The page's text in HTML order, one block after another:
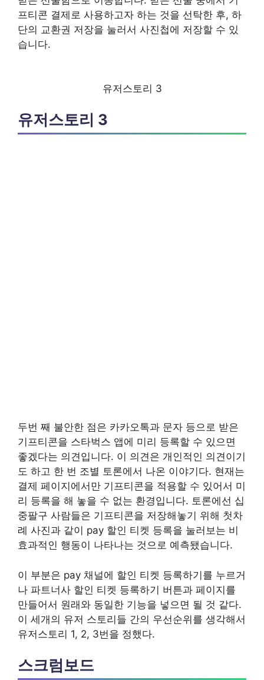
프티콘 결제로 사용하고자 하는 것을 선탁한 후, 하
단의 교환권 저장을 눌러서 사진첩에 저장할 수 있
습니다.
유저스토리 3
유저스토리 3
두번 째 불안한 점은 카카오톡과 문자 등으로 받은
기프티콘을 스타벅스 앱에 미리 등록할 수 있으면
좋겠다는 의견입니다. 이 의견은 개인적인 의견이기
도 하고 한 번 조별 토론에서 나온 이야기다. 현재는
결제 페이지에서만 기프티콘을 적용할 수 있어서 미
리 등록을 해 놓을 수 없는 환경입니다. 토론에선 십
중팔구 사람들은 기프티콘을 저장해놓기 위해 첫차
례 사진과 같이 pay 할인 티켓 등록을 눌러보는 비
효과적인 행동이 나타나는 것으로 예측됐습니다.
이 부분은 pay 채널에 할인 티켓 등록하기를 누르거
나 파트너사 할인 티켓 등록하기 버튼과 페이지를
만들어서 원래와 동일한 기능을 넣으면 될 것 같다.
이 세개의 유저 스토리들 간의 우선순위를 생각해서
유저스토리 1, 2, 3번을 정했다.
스크럼보드